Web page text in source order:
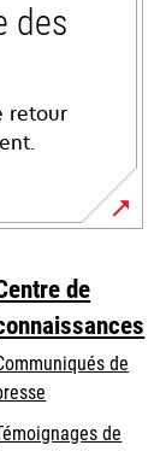
des
retour
de
de
de